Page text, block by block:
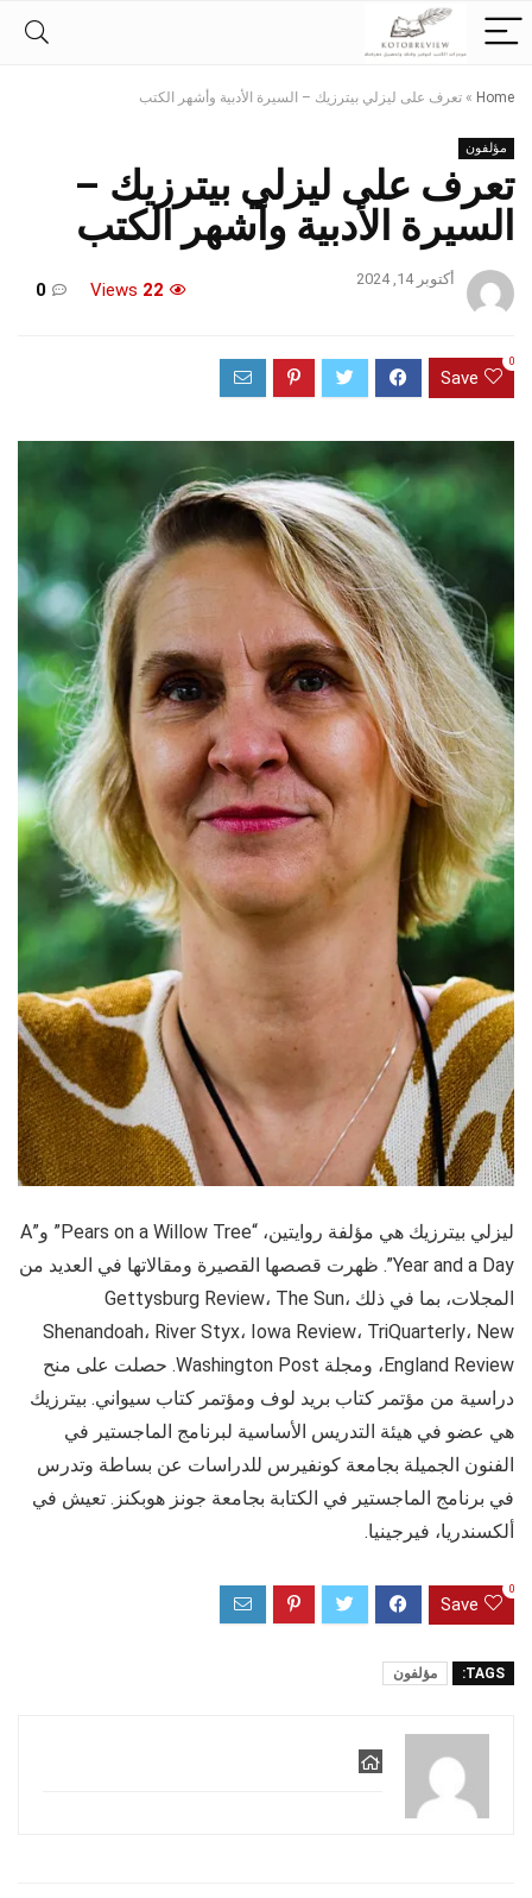
Home
» تعرف على ليزلي بيترزيك – السيرة الأدبية وأشهر الكتب
مؤلفون
تعرف على ليزلي بيترزيك –
السيرة الأدبية وأشهر الكتب
أكتوبر 14, 2024
22
0
Save
0
ليزلي بيترزيك هي مؤلفة روايتين، “Pears on a Willow Tree” و”A
Year and a Day”. ظهرت قصصها القصيرة ومقالاتها في العديد من
المجلات، بما في ذلك Gettysburg Review، The Sun،
Shenandoah، River Styx، Iowa Review، TriQuarterly، New
England Review، ومجلة Washington Post. حصلت على منح
دراسية من مؤتمر كتاب بريد لوف ومؤتمر كتاب سيواني. بيترزيك
هي عضو في هيئة التدريس الأساسية لبرنامج الماجستير في
الفنون الجميلة بجامعة كونفيرس للدراسات عن بساطة وتدرس
في برنامج الماجستير في الكتابة بجامعة جونز هوبكنز. تعيش في
ألكسندريا، فيرجينيا.
Save
0
TAGS: مؤلفون